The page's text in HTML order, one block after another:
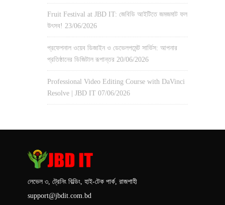
Fruit Festival at JBD IT: জেবিডি আইটিতে জমজমাট ফল
উৎসব! 23/06/2026
প্রফেশনাল ওয়েব ডিজাইন ও ডেভেলপমেন্ট সার্ভিস: আপনার
প্রতিষ্ঠানের ডিজিটাল রূপান্তর 20/06/2026
Professional Video Editing Course with DaVinci
Resolve | JBD IT 07/06/2026
লেভেল ৩, ট্রেনিং বিল্ডিং, হাই-টেক পার্ক, রাজশাহী
support@jbdit.com.bd